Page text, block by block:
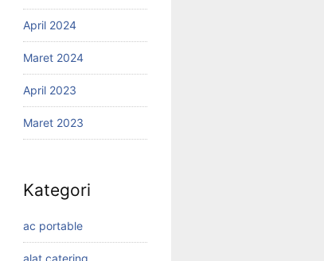
April 2024
Maret 2024
April 2023
Maret 2023
Kategori
ac portable
alat catering